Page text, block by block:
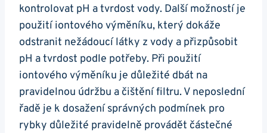
kontrolovat pH ​a tvrdost vody. Další možností je
použití iontového výměníku, který dokáže⁢
odstranit nežádoucí látky z vody a přizpůsobit
pH a tvrdost podle potřeby. Při použití
iontového výměníku ⁣je důležité dbát‌ na
pravidelnou údržbu a čištění filtru. V neposlední
řadě je k dosažení správných podmínek ‌pro
⁤rybky důležité​ pravidelně provádět částečné